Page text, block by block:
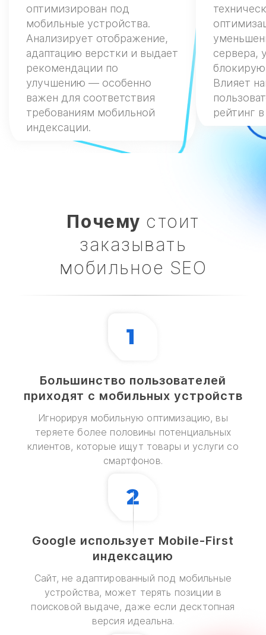
сейчас, чтобы обеспечить своему
бизнесу максимальную
доступность, рост позиций и
увеличение конверсии с
мобильного трафика.
оптимизирован под
мобильные устройства.
Анализирует отображение,
адаптацию верстки и выдает
рекомендации по
улучшению — особенно
важен для соответствия
требованиям мобильной
индексации.
сервера,
Влияет
рейтинг
Почему стоит
заказывать
мобильное SEO
Большинство пользователей
приходят с мобильных устройств
Игнорируя мобильную оптимизацию, вы
теряете более половины потенциальных
клиентов, которые ищут товары и услуги со
смартфонов.
Google использует Mobile-First
индексацию
Сайт, не адаптированный под мобильные
устройства, может терять позиции в
поисковой выдаче, даже если десктопная
версия идеальна.